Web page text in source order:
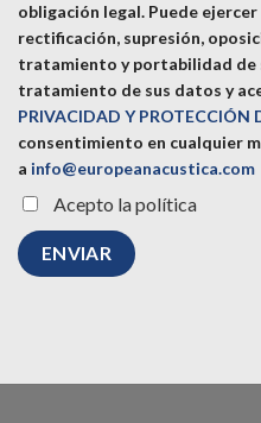
obligación legal. Puede
rectificación, supresión,
tratamiento y portabilidad de
tratamiento de sus datos y
PRIVACIDAD Y PROTECCIÓN
consentimiento en cualquier
a info@europeanacustica.com
Acepto la política